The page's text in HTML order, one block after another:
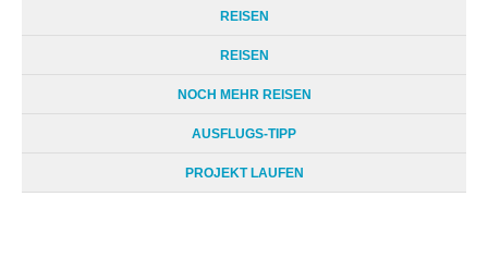
REISEN
REISEN
NOCH MEHR REISEN
AUSFLUGS-TIPP
PROJEKT LAUFEN